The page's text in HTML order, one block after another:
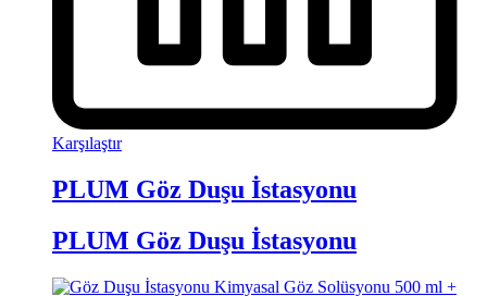
Karşılaştır
PLUM Göz Duşu İstasyonu
PLUM Göz Duşu İstasyonu